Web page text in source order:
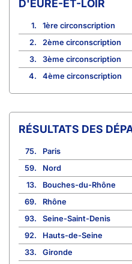
D'EURE-ET-LOIR
1.
1ère circonscription
2.
2ème circonscription
3.
3ème circonscription
4.
4ème circonscription
RÉSULTATS DES
75.
Paris
59.
Nord
13.
Bouches-du-Rhône
69.
Rhône
93.
Seine-Saint-Denis
92.
Hauts-de-Seine
33.
Gironde